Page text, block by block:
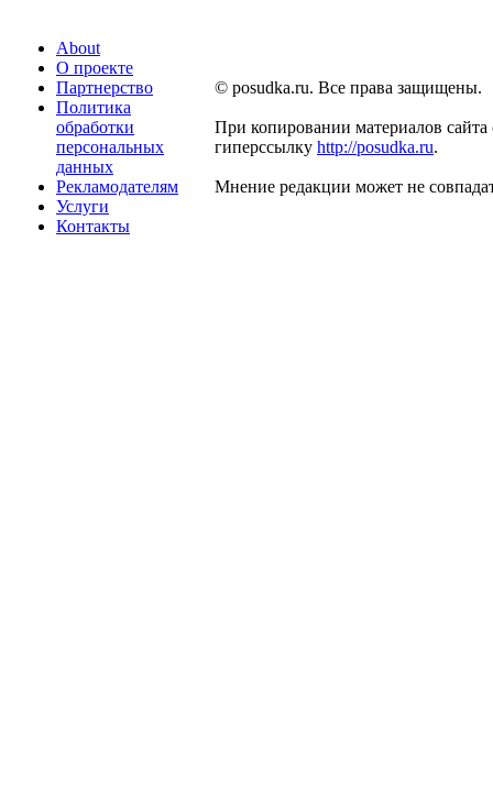
About
О проекте
Партнерство
Политика
обработки
персональных
данных
Рекламодателям
Услуги
Контакты
© posudka.ru. Все права защищены.
При копировании материалов сайта
гиперссылку http://posudka.ru.
Мнение редакции может не